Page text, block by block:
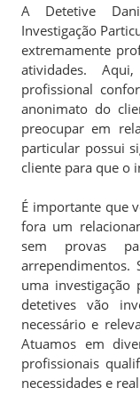
A Detetive
Investigação
extremamente
atividades.
profissional
anonimato do
preocupar em
particular possui
cliente para que o
É importante que
fora um
sem provas
arrependimentos.
uma investigação
detetives vão
necessário e
Atuamos em
profissionais
necessidades e